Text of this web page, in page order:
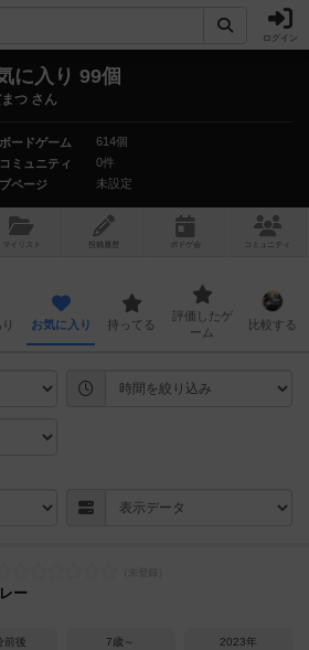
ログイン
に入り 99個
つ さん
ードゲーム
614個
ミュニティ
0件
ページ
未設定
マイリスト 投稿履歴 ボ ドゲ コミュニティ
お気に入り 持ってる
評価したゲ
ーム
比較する
ー
前後 7歳～ 2023年